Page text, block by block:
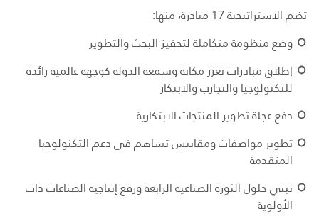
تضم الاستراتيجية 17 مبادرة، منها:
وضع منظومة متكاملة لتحفيز البحث والتطوير
إطلاق مبادرات تعزز مكانة وسمعة الدولة كوجهه عالمية رائدة
للتكنولوجيا والتجارب والابتكار
دفع عجلة تطوير المنتجات الابتكارية
تطوير مواصفات ومقاييس تساهم في دعم التكنولوجيا
المتقدمة
تبني حلول الثورة الصناعية الرابعة ورفع إنتاجية الصناعات ذات
الأولوية